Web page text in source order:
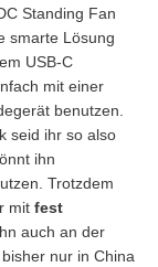
Standing Fan
smarte Lösung
USB-C
mit einer
benutzen.
seid ihr so also
ihn
Trotzdem
mit fest
auch an der
nur in China